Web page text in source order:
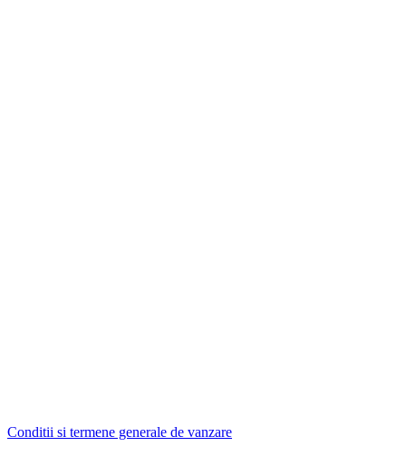
Conditii si termene generale de vanzare